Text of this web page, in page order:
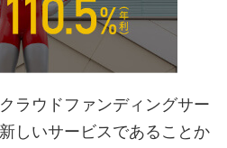
ラウドファンディングサー
しいサービスであることか